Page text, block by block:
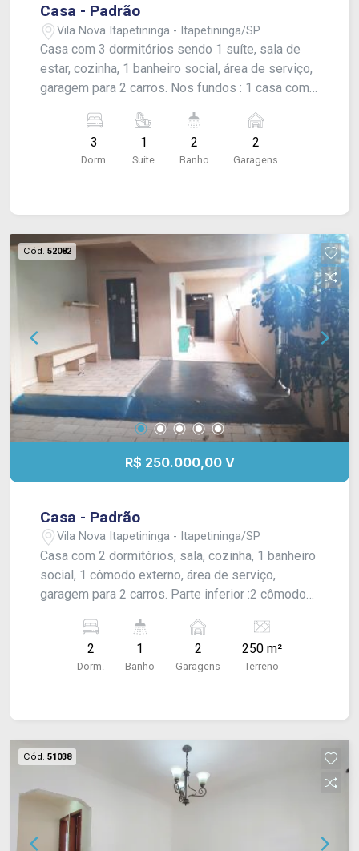
Casa - Padrão
Vila Nova Itapetininga - Itapetininga/SP
Casa com 3 dormitórios sendo 1 suíte, sala de
estar, cozinha, 1 banheiro social, área de serviço,
garagem para 2 carros. Nos fundos : 1 casa com
Acabamento: laje, piso frio, box blindex e portão
automático.
3
Dorm.
1
Suite
2
Banho
2
Garagens
Cód. 52082
R$ 250.000,00 V
Casa - Padrão
Vila Nova Itapetininga - Itapetininga/SP
Casa com 2 dormitórios, sala, cozinha, 1 banheiro
social, 1 cômodo externo, área de serviço,
garagem para 2 carros. Parte inferior :2 cômodos
piso frio.
2
Dorm.
1
Banho
2
Garagens
250 m²
Terreno
Cód. 51038